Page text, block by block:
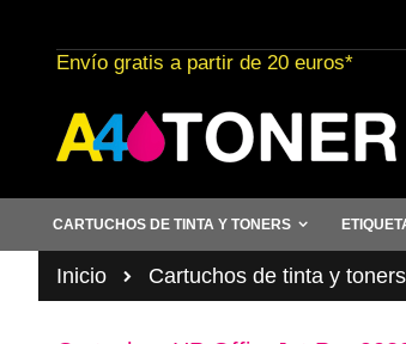
al
contenido
Envío gratis a partir de 20 euros*
CARTUCHOS DE TINTA Y TONERS
Inicio Cartuchos de tinta y toners